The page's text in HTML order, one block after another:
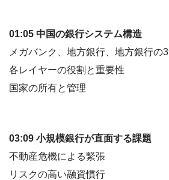
01:05 中国の銀行システム構造
メガバンク、地方銀行、地方銀行の
各レイヤーの役割と重要性
国家の所有と管理
03:09 小規模銀行が直面する課題
不動産危機による緊張
リスクの高い融資慣行